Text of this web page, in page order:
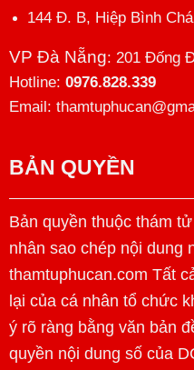
144 Đ. B, Hiệp Bình
VP Đà Nẵng: 201 Đống
Hotline: 0976.828.339
Email:
BẢN QUYỀN
Bản quyền thuộc thám
nhân sao chép nội dung
thamtuphucan.com Tất
lại của cá nhân tổ chức
ý rõ ràng bằng văn bản
quyền nội dung số của